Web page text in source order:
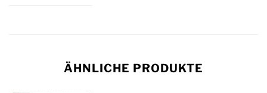
ÄHNLICHE PRODUKTE